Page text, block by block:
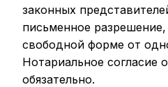
законных
письменное
свободной форме от
Нотариальное согласие
обязательно.